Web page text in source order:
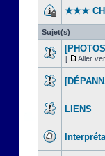
★★★
Sujet(s)
[ Aller
LIENS